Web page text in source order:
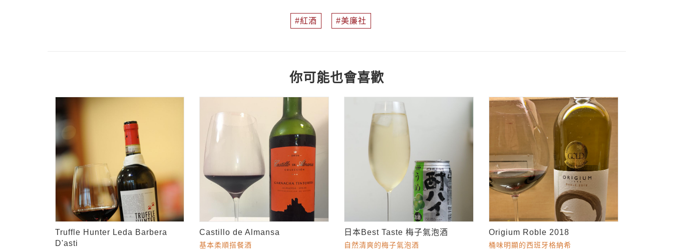
紅酒 美廉社
你可能也會喜歡
Truffle Hunter Leda Barbera
D'asti
Castillo de Almansa
基本柔順搭餐酒
日本Best Taste 梅子氣泡酒
自然清爽的梅子氣泡酒
Origium Roble 2018
桶味明顯的西班牙格納希